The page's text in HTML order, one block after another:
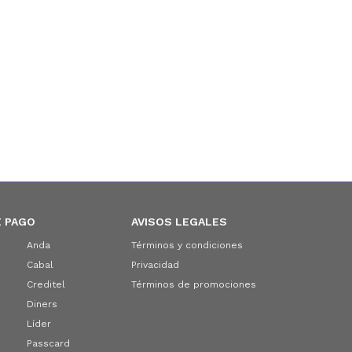
PAGO
Anda
Cabal
Creditel
Diners
Líder
Passcard
AVISOS LEGALES
Términos y condiciones
Privacidad
Términos de promociones